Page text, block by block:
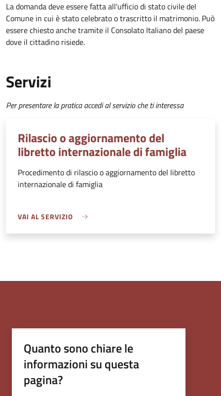
La domanda deve essere fatta all'ufficio di stato civile del
Comune in cui è stato celebrato o trascritto il matrimonio. Può
essere chiesto anche tramite il Consolato Italiano del paese
dove il cittadino risiede.
Servizi
Per presentare la pratica accedi al servizio che ti interessa
Rilascio o aggiornamento del
libretto internazionale di famiglia
Procedimento di rilascio o aggiornamento del libretto
internazionale di famiglia
VAI AL SERVIZIO
Quanto sono chiare le
informazioni su questa
pagina?